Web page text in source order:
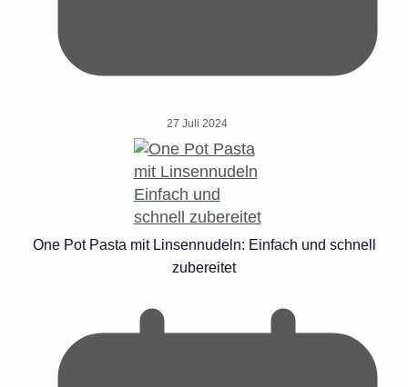
27 Juli 2024
One Pot Pasta mit Linsennudeln: Einfach und schnell
zubereitet